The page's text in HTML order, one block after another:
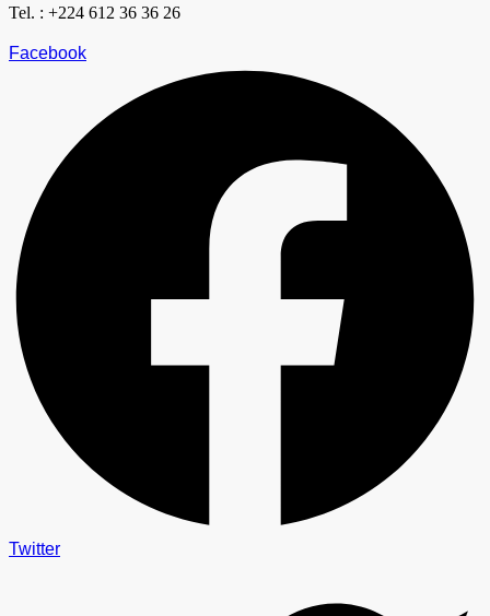
Tel. : +224 612 36 36 26
Facebook
Twitter